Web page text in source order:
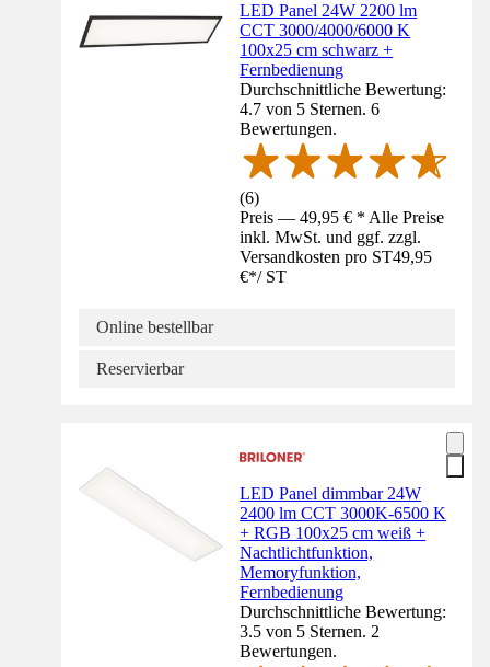
LED Panel 24W 2200 lm
CCT 3000/4000/6000 K
100x25 cm schwarz +
Fernbedienung
Durchschnittliche Bewertung:
4.7 von 5 Sternen. 6
Bewertungen.
(6)
Preis — 49,95 € * Alle Preise
inkl. MwSt. und ggf. zzgl.
Versandkosten pro ST49,95
€*/ ST
Online bestellbar
Reservierbar
LED Panel dimmbar 24W
2400 lm CCT 3000K-6500 K
+ RGB 100x25 cm weiß +
Nachtlichtfunktion,
Memoryfunktion,
Fernbedienung
Durchschnittliche Bewertung:
3.5 von 5 Sternen. 2
Bewertungen.